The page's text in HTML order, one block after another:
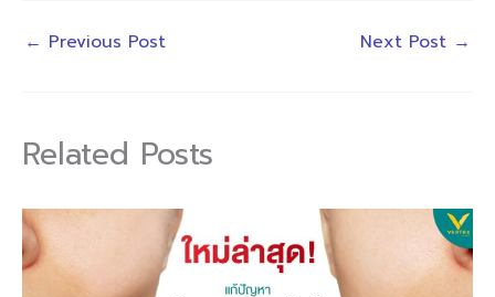
← Previous Post Next Post →
Related Posts